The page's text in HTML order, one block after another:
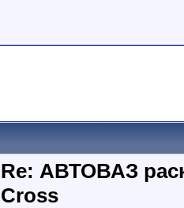
Re: АВТОВАЗ
Cross